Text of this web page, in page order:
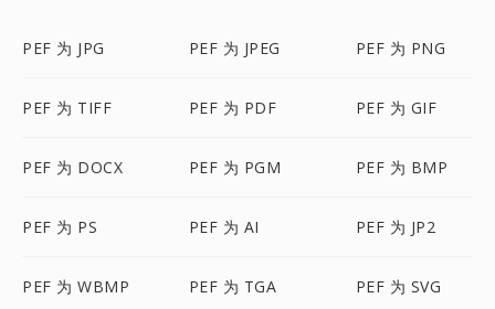
PEF 为 JPG PEF 为 JPEG PEF 为 PNG
PEF 为 TIFF PEF 为 PDF PEF 为 GIF
PEF 为 DOCX PEF 为 PGM PEF 为 BMP
PEF 为 PS PEF 为 AI PEF 为 JP2
PEF 为 WBMP PEF 为 TGA PEF 为 SVG